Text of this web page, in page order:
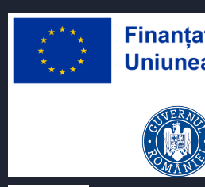
Sari
conținutul
principal